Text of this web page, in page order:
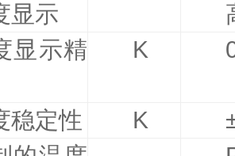
显示
显示精
K
稳定性 K